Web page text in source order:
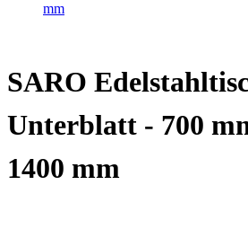
mm
SARO
Unterblatt - 700
1400 mm